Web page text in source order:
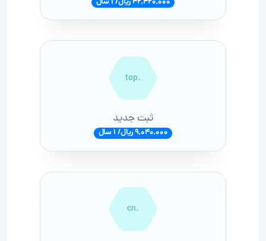
.top
ثبت جدید
9,040,000 ریال/ 1 سال
.cn